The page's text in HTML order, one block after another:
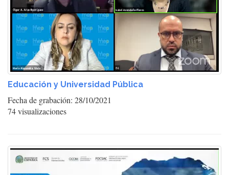
Educación y Universidad Pública
Fecha de grabación: 28/10/2021
74 visualizaciones